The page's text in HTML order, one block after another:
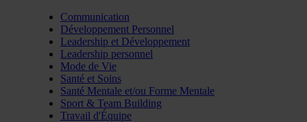
Communication
Développement Personnel
Leadership et Développement
Leadership personnel
Mode de Vie
Santé et Soins
Santé Mentale et/ou Forme Mentale
Sport & Team Building
Travail d'Équipe